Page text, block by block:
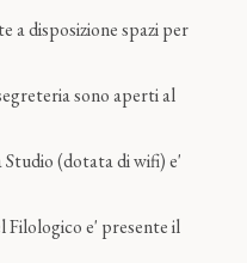
a disposizione spazi per
sono aperti al
Studio (dotata di wifi) e'
Filologico e' presente il